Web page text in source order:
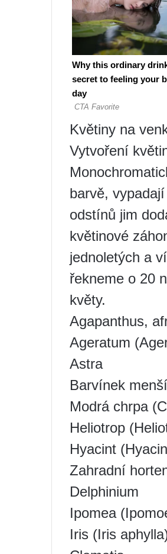
Květiny na
Vytvoření
barvě,
odstínů jim
květinové
jednoletých a
řekneme o 20
květy.
Agapanthus,
Ageratum
Astra
Barvínek
Modrá chrpa
Heliotrop
Hyacint
Zahradní
Delphinium
Ipomea
Iris (Iris